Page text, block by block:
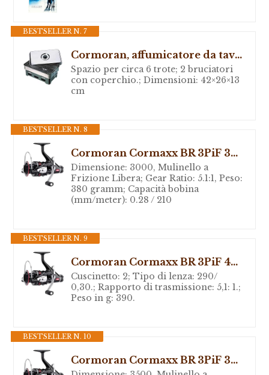
BESTSELLER N. 7
Cormoran, affumicatore da tavolo a 2 livelli e 2 vasetti per combustione
Spazio per circa 6 trote; 2 bruciatori
con coperchio.; Dimensioni: 42×26×13
cm
BESTSELLER N. 8
Cormoran Cormaxx BR 3PiF 3000, Mulinello a Frizione Libera, 19-81300
Dimensione: 3000, Mulinello a
Frizione Libera; Gear Ratio: 5.1:1, Peso:
380 gramm; Capacità bobina
(mm/meter): 0.28 / 210
BESTSELLER N. 9
Cormoran Cormaxx BR 3PiF 4000 Allround Mulinello a frizione libera
Cuscinetto: 2; Tipo di lenza: 290/
0,30.; Rapporto di trasmissione: 5,1: 1.;
Peso in g: 390.
BESTSELLER N. 10
Cormoran Cormaxx BR 3PiF 3500, Mulinello a Frizione Libera, 19-81350